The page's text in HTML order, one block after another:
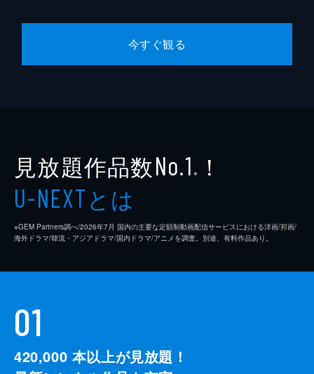
今すぐ観る
見放題作品数No.1 ※ ！
U-NEXTとは
※GEM Partners調べ/2026年7⽉ 国内の主要な定額制動画配信サービスにおける洋画/邦画/
海外ドラマ/韓流・アジアドラマ/国内ドラマ/アニメを調査。別途、有料作品あり。
01
420,000 本以上が見放題！